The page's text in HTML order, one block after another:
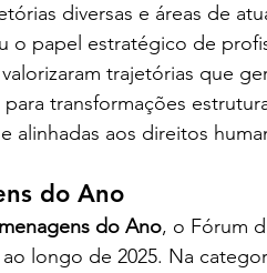
diversas e áreas de
o papel estratégico de
trajetórias que
transformações
alinhadas aos direitos
do Ano
do Ano, o Fórum
ao longo de 2025. Na